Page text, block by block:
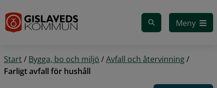
Meny
Start/ Bygga, bo och miljö /Avfall och återvinning/
Farligt avfall för hushåll